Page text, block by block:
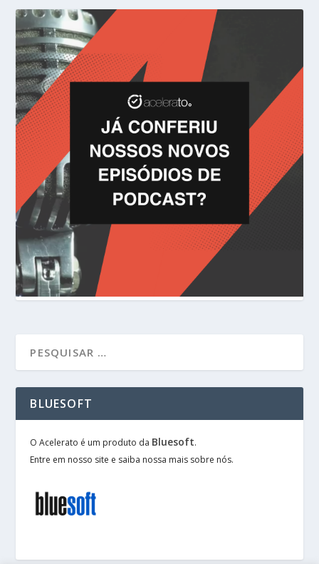
BLUESOFT
O Acelerato é um produto da Bluesoft.
Entre em nosso site e saiba nossa mais sobre nós.